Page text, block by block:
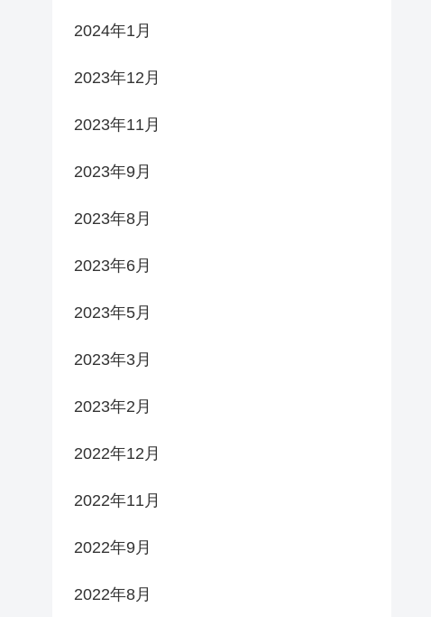
2024年1月
2023年12月
2023年11月
2023年9月
2023年8月
2023年6月
2023年5月
2023年3月
2023年2月
2022年12月
2022年11月
2022年9月
2022年8月